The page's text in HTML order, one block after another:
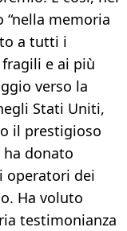
memoria
a tutti i
e ai più
verso la
Stati Uniti,
il prestigioso
ha donato
operatori dei
Ha voluto
testimonianza